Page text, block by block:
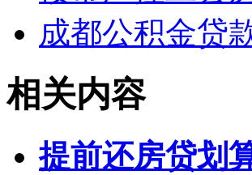
成都公积金贷
相关内容
提前还房贷划